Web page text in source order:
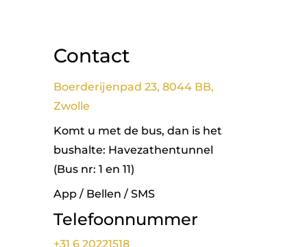
Contact
Boerderijenpad 23, 8044 BB,
Zwolle
Komt u met de bus, dan is het
bushalte: Havezathentunnel
(Bus nr: 1 en 11)
App / Bellen / SMS
Telefoonnummer
+31 6 20221518